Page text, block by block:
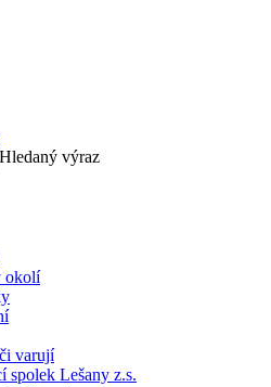
Hledaný výraz
okolí
varují
spolek Lešany z.s.